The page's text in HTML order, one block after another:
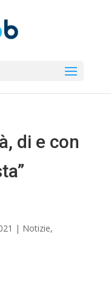
di e con
| Notizie,